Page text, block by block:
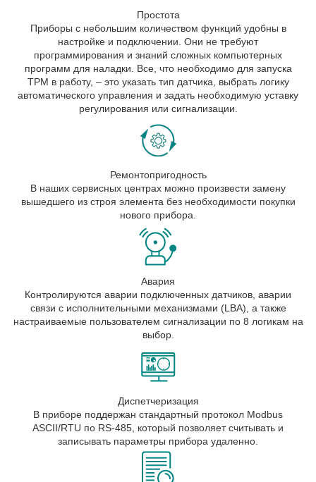
Простота
Приборы с небольшим количеством функций удобны в
настройке и подключении. Они не требуют
программирования и знаний сложных компьютерных
программ для наладки. Все, что необходимо для запуска
ТРМ в работу, – это указать тип датчика, выбрать логику
автоматического управления и задать необходимую уставку
регулирования или сигнализации.
Ремонтопригодность
В наших сервисных центрах можно произвести замену
вышедшего из строя элемента без необходимости покупки
нового прибора.
Авария
Контролируются аварии подключенных датчиков, аварии
связи с исполнительными механизмами (LBA), а также
настраиваемые пользователем сигнализации по 8 логикам на
выбор.
Диспетчеризация
В приборе поддержан стандартный протокол Modbus
ASCII/RTU по RS-485, который позволяет считывать и
записывать параметры прибора удаленно.